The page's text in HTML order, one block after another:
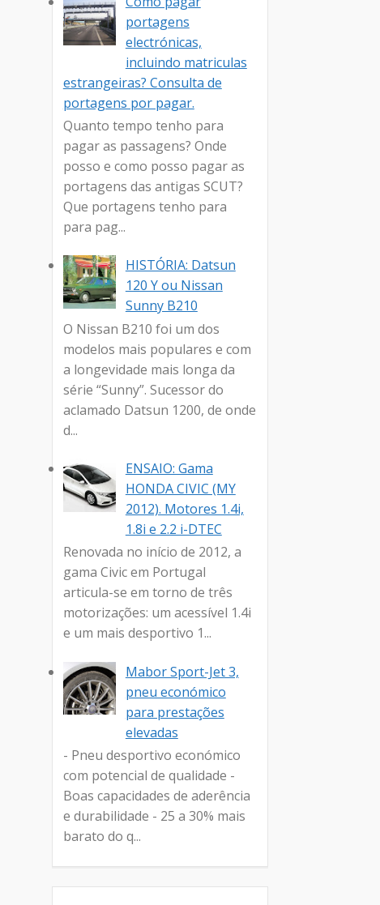
portagens
electrónicas,
incluindo matriculas
estrangeiras? Consulta de
portagens por pagar.
Quanto tempo tenho para
pagar as passagens? Onde
posso e como posso pagar as
portagens das antigas SCUT?
Que portagens tenho para
para pag...
HISTÓRIA: Datsun
120 Y ou Nissan
Sunny B210
O Nissan B210 foi um dos
modelos mais populares e com
a longevidade mais longa da
série “Sunny”. Sucessor do
aclamado Datsun 1200, de onde
d...
ENSAIO: Gama
HONDA CIVIC (MY
2012). Motores 1.4i,
1.8i e 2.2 i-DTEC
Renovada no início de 2012, a
gama Civic em Portugal
articula-se em torno de três
motorizações: um acessível 1.4i
e um mais desportivo 1...
Mabor Sport-Jet 3,
pneu económico
para prestações
elevadas
- Pneu desportivo económico
com potencial de qualidade -
Boas capacidades de aderência
e durabilidade - 25 a 30% mais
barato do q...